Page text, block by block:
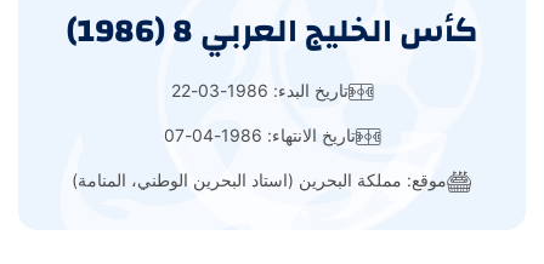
كأس الخليج العربي 8 (1986)
تاريخ البدء: 1986-03-22
تاريخ الانتهاء: 1986-04-07
موقع: مملكة البحرين (استاد البحرين الوطني، المنامة)